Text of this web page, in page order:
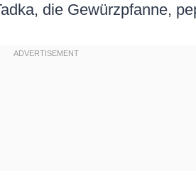
die Gewürzpfanne,